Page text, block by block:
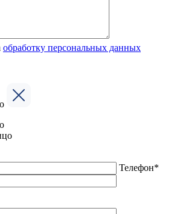
обработку персональных данных
Телефон*